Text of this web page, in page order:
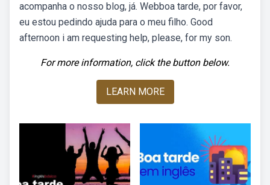
acompanha o nosso blog, já. Webboa tarde, por favor,
eu estou pedindo ajuda para o meu filho. Good
afternoon i am requesting help, please, for my son.
For more information, click the button below.
LEARN MORE